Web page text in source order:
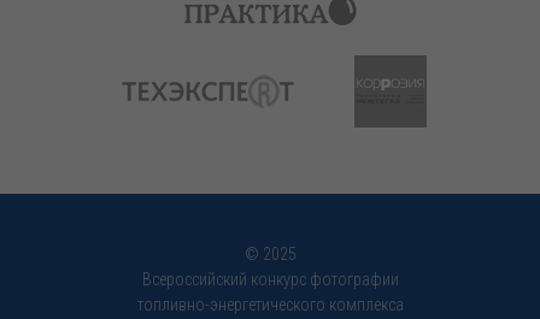
© 2025
Всероссийский конкурс фотографии
топливно-энергетического комплекса